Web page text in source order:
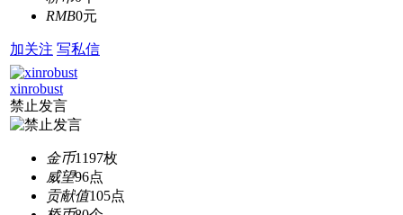
RMB0元
加关注 写私信
xinrobust
禁止发言
金币1197枚
威望96点
贡献值105点